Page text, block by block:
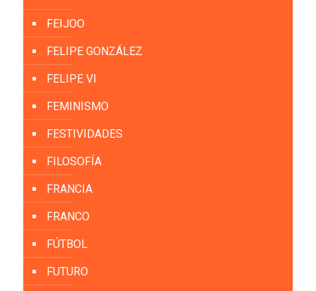
FEIJOO
FELIPE GONZÁLEZ
FELIPE VI
FEMINISMO
FESTIVIDADES
FILOSOFÍA
FRANCIA
FRANCO
FÚTBOL
FUTURO